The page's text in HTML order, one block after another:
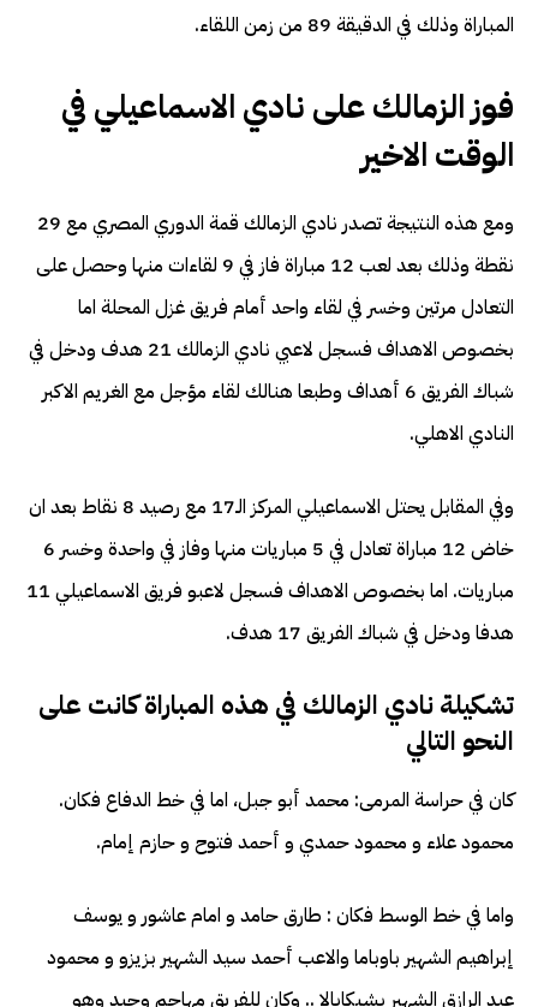
المباراة وذلك في الدقيقة 89 من زمن اللقاء.
فوز الزمالك على نادي الاسماعيلي في
الوقت الاخير
ومع هذه النتيجة تصدر نادي الزمالك قمة الدوري المصري مع 29
نقطة وذلك بعد لعب 12 مباراة فاز في 9 لقاءات منها وحصل على
التعادل مرتين وخسر في لقاء واحد أمام فريق غزل المحلة اما
بخصوص الاهداف فسجل لاعبي نادي الزمالك 21 هدف ودخل في
شباك الفريق 6 أهداف وطبعا هنالك لقاء مؤجل مع الغريم الاكبر
النادي الاهلي.
وفي المقابل يحتل الاسماعيلي المركز الـ17 مع رصيد 8 نقاط بعد ان
خاض 12 مباراة تعادل في 5 مباريات منها وفاز في واحدة وخسر 6
مباريات. اما بخصوص الاهداف فسجل لاعبو فريق الاسماعيلي 11
هدفا ودخل في شباك الفريق 17 هدف.
تشكيلة نادي الزمالك في هذه المباراة كانت على
النحو التالي
كان في حراسة المرمى: محمد أبو جبل، اما في خط الدفاع فكان.
محمود علاء و محمود حمدي و أحمد فتوح و حازم إمام.
واما في خط الوسط فكان : طارق حامد و امام عاشور و يوسف
إبراهيم الشهير باوباما والاعب أحمد سيد الشهير بزيزو و محمود
عبد الرازق الشهير بشيكابالا .. وكان للفريق مهاجم وحيد وهو